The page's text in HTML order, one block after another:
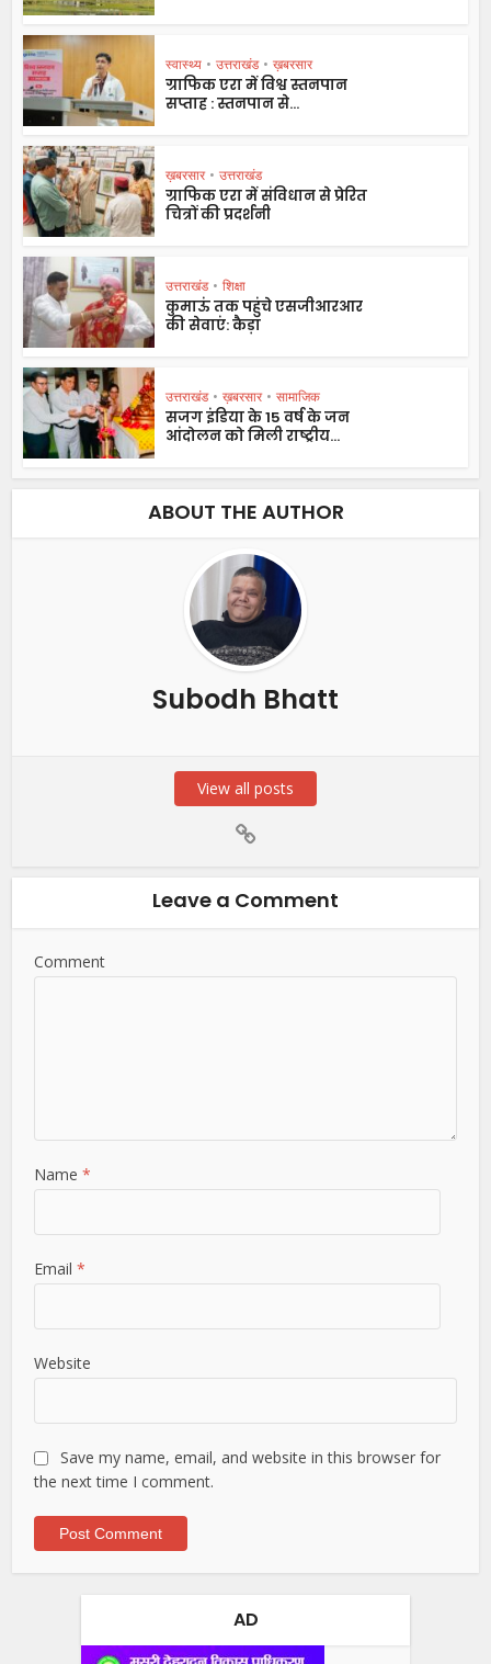
स्वास्थ्य • उत्तराखंड • ख़बरसार
ग्राफिक एरा में विश्व स्तनपान
सप्ताह : स्तनपान से...
ख़बरसार • उत्तराखंड
ग्राफिक एरा में संविधान से प्रेरित
चित्रों की प्रदर्शनी
उत्तराखंड • शिक्षा
कुमाऊं तक पहुंचे एसजीआरआर
की सेवाएं: कैड़ा
उत्तराखंड • ख़बरसार • सामाजिक
सजग इंडिया के 15 वर्ष के जन
आंदोलन को मिली राष्ट्रीय...
ABOUT THE AUTHOR
Subodh Bhatt
View all posts
Leave a Comment
Comment
Name*
Email*
Website
Save my name, email, and website in this browser for
the next time I comment.
AD